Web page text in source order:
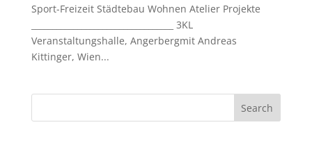
Sport-Freizeit Städtebau Wohnen Atelier Projekte
__________________________________ 3KL
Veranstaltungshalle, Angerbergmit Andreas
Kittinger, Wien...